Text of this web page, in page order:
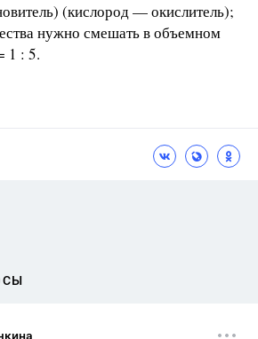
(кислород — окислитель);
нужно смешать в объемном
1 : 5.